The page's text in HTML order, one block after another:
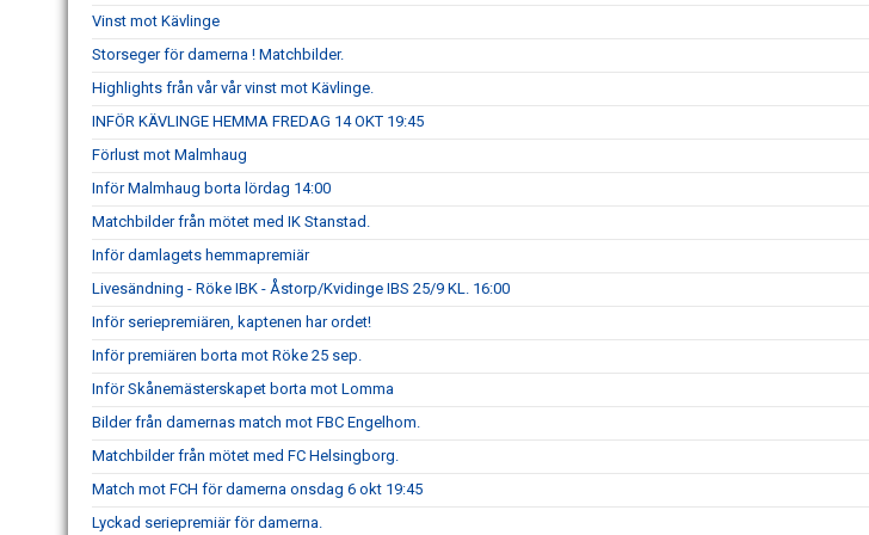
Vinst mot Kävlinge
Storseger för damerna ! Matchbilder.
Highlights från vår vår vinst mot Kävlinge.
INFÖR KÄVLINGE HEMMA FREDAG 14 OKT 19:45
Förlust mot Malmhaug
Inför Malmhaug borta lördag 14:00
Matchbilder från mötet med IK Stanstad.
Inför damlagets hemmapremiär
Livesändning - Röke IBK - Åstorp/Kvidinge IBS 25/9 KL. 16:00
Inför seriepremiären, kaptenen har ordet!
Inför premiären borta mot Röke 25 sep.
Inför Skånemästerskapet borta mot Lomma
Bilder från damernas match mot FBC Engelhom.
Matchbilder från mötet med FC Helsingborg.
Match mot FCH för damerna onsdag 6 okt 19:45
Lyckad seriepremiär för damerna.